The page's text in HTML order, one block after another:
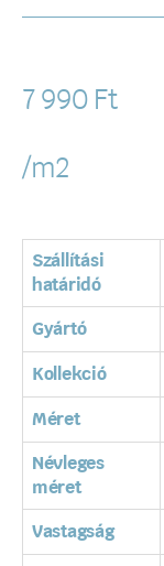
7 990 Ft
/m2
Szállítási
határidó
Gyártó
Kollekció
Méret
Névleges
méret
Vastagság